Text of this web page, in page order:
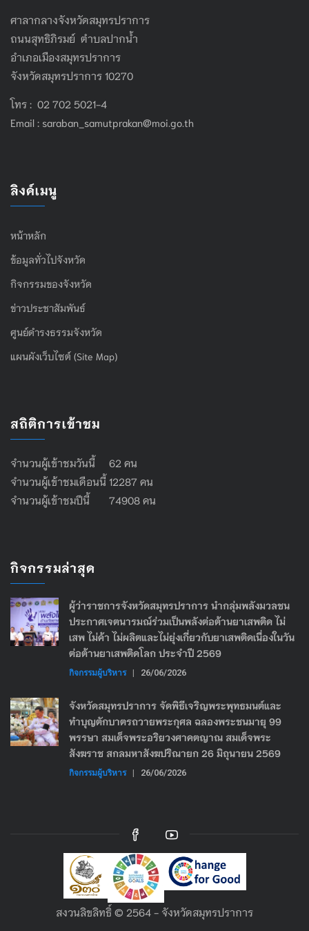
ศาลากลางจังหวัดสมุทรปราการ
ถนนสุทธิภิรมย์ ตำบลปากน้ำ
อำเภอเมืองสมุทรปราการ
จังหวัดสมุทรปราการ 10270
โทร : 02 702 5021-4
Email : saraban_samutprakan@moi.go.th
ลิงค์เมนู
หน้าหลัก
ข้อมูลทั่วไปจังหวัด
กิจกรรมของจังหวัด
ข่าวประชาสัมพันธ์
ศูนย์ดำรงธรรมจังหวัด
แผนผังเว็บไซต์ (Site Map)
สถิติการเข้าชม
จำนวนผู้เข้าชมวันนี้ 62 คน
จำนวนผู้เข้าชมเดือนนี้ 12287 คน
จำนวนผู้เข้าชมปีนี้ 74908 คน
กิจกรรมล่าสุด
ผู้ว่าราชการจังหวัดสมุทรปราการ นำกลุ่มพลังมวลชน
ประกาศเจตนารมณ์ร่วมเป็นพลังต่อต้านยาเสพติด ไม่
เสพ ไม่ค้า ไม่ผลิตและไม่ยุ่งเกี่ยวกับยาเสพติดเนื่องในวัน
ต่อต้านยาเสพติดโลก ประจำปี 2569
กิจกรรมผู้บริหาร | 26/06/2026
จังหวัดสมุทรปราการ จัดพิธีเจริญพระพุทธมนต์และ
ทำบุญตักบาตรถวายพระกุศล ฉลองพระชนมายุ 99
พรรษา สมเด็จพระอริยวงศาคตญาณ สมเด็จพระ
สังฆราช สกลมหาสังฆปริณายก 26 มิถุนายน 2569
กิจกรรมผู้บริหาร | 26/06/2026
สงวนลิขลิทธิ์ © 2564 - จังหวัดสมุทรปราการ